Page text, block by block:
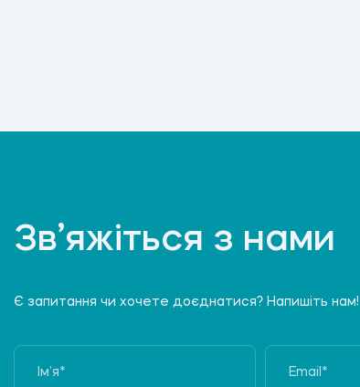
Зв’яжіться з нами
Є запитання чи хочете доєднатися? Напишіть нам!